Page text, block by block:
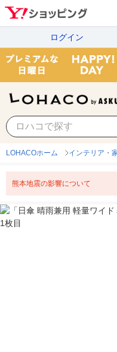
ログイン
LOHACOホーム インテリア・
熊本地震の影響について